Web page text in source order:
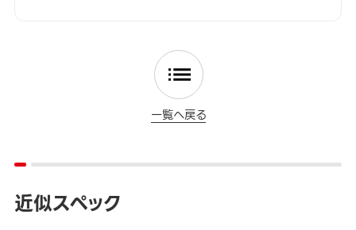
一覧へ戻る
近似スペック